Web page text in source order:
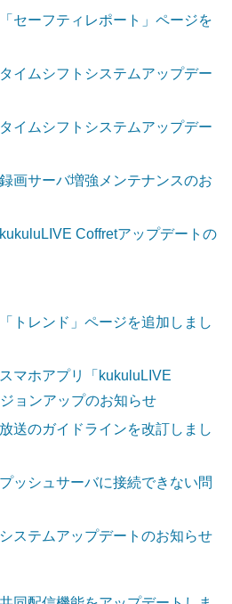
「セーフティレポート」ページを
タイムシフトシステムアップデー
タイムシフトシステムアップデー
録画サーバ増強メンテナンスのお
kukuluLIVE Coffretアップデートの
「トレンド」ページを追加しまし
スマホアプリ「kukuluLIVE
ョンアップのお知らせ
放送のガイドラインを改訂しまし
プッシュサーバに接続できない問
システムアップデートのお知らせ